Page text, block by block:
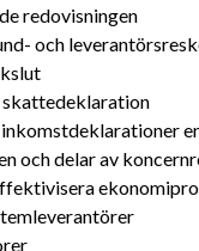
redovisningen
och
och delar av